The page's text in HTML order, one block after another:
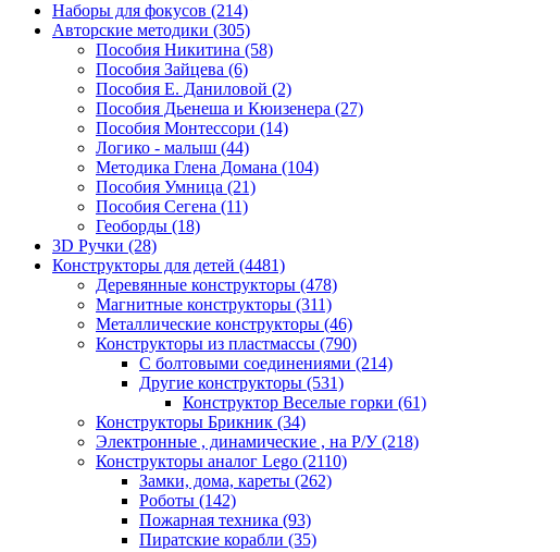
Наборы для фокусов (214)
Авторские методики (305)
Пособия Никитина (58)
Пособия Зайцева (6)
Пособия Е. Даниловой (2)
Пособия Дьенеша и Кюизенера (27)
Пособия Монтессори (14)
Логико - малыш (44)
Методика Глена Домана (104)
Пособия Умница (21)
Пособия Сегена (11)
Геоборды (18)
3D Ручки (28)
Конструкторы для детей (4481)
Деревянные конструкторы (478)
Магнитные конструкторы (311)
Металлические конструкторы (46)
Конструкторы из пластмассы (790)
С болтовыми соединениями (214)
Другие конструкторы (531)
Конструктор Веселые горки (61)
Конструкторы Брикник (34)
Электронные , динамические , на Р/У(218)
Конструкторы аналог Lego (2110)
Замки, дома, кареты (262)
Роботы (142)
Пожарная техника (93)
Пиратские корабли (35)